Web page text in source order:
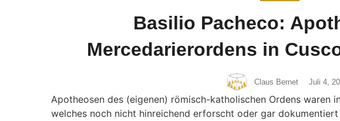
Basilio Pacheco:
Mercedarierordens in
Claus Bernet Juli 4,
Apotheosen des (eigenen) römisch-katholischen Ordens waren
welches noch nicht hinreichend erforscht oder gar